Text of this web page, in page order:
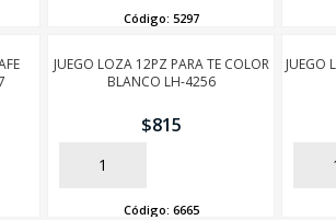
Código: 5297
JUEGO LOZA 12PZ PARA TE COLOR
BLANCO LH-4256
$815
AÑADIR
Código: 6665
JUEGO
COMPRA